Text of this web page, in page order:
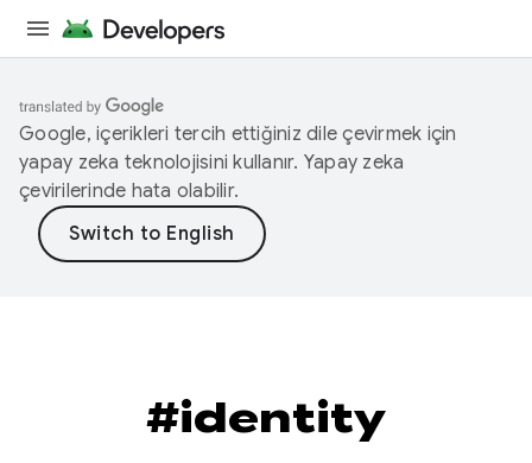
Google, içerikleri tercih ettiğiniz dile çevirmek için
yapay zeka teknolojisini kullanır. Yapay zeka
çevirilerinde hata olabilir.
#identity